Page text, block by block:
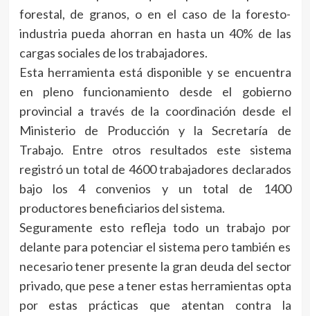
forestal, de granos, o en el caso de la foresto-
industria pueda ahorran en hasta un 40% de las
cargas sociales de los trabajadores.
Esta herramienta está disponible y se encuentra
en pleno funcionamiento desde el gobierno
provincial a través de la coordinación desde el
Ministerio de Producción y la Secretaría de
Trabajo. Entre otros resultados este sistema
registró un total de 4600 trabajadores declarados
bajo los 4 convenios y un total de 1400
productores beneficiarios del sistema.
Seguramente esto refleja todo un trabajo por
delante para potenciar el sistema pero también es
necesario tener presente la gran deuda del sector
privado, que pese a tener estas herramientas opta
por estas prácticas que atentan contra la